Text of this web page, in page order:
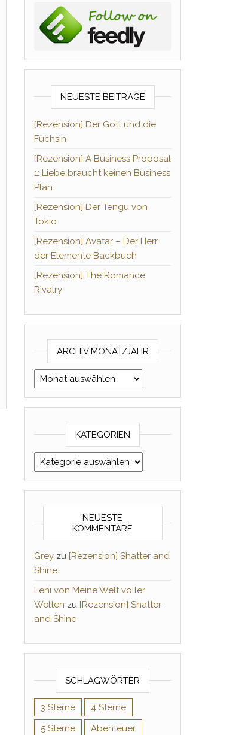
NEUESTE BEITRÄGE
[Rezension] Der Gott und die
Füchsin
[Rezension] A Business Proposal
1: Liebe braucht keinen Business
Plan
[Rezension] Der Tengu von
Tokio
[Rezension] Avatar – Der Herr
der Elemente Backbuch
[Rezension] The Romance
Rivalry
ARCHIV MONAT/JAHR
Archiv Monat/Jahr
KATEGORIEN
Kategorien
NEUESTE
KOMMENTARE
Greyzu [Rezension] Shatter and
Shine
Leni von Meine Welt voller
Welten zu [Rezension] Shatter
and Shine
SCHLAGWÖRTER
3 Sterne
4 Sterne
5 Sterne
Abenteuer